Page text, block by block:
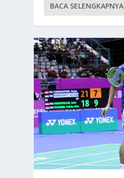
BACA SELENGKAPNYA